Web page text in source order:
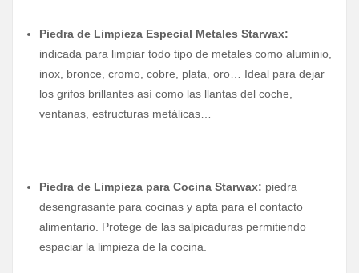
Piedra de Limpieza Especial Metales Starwax:
indicada para limpiar todo tipo de metales como aluminio,
inox, bronce, cromo, cobre, plata, oro… Ideal para dejar
los grifos brillantes así como las llantas del coche,
ventanas, estructuras metálicas…
Piedra de Limpieza para Cocina Starwax: piedra
desengrasante para cocinas y apta para el contacto
alimentario. Protege de las salpicaduras permitiendo
espaciar la limpieza de la cocina.